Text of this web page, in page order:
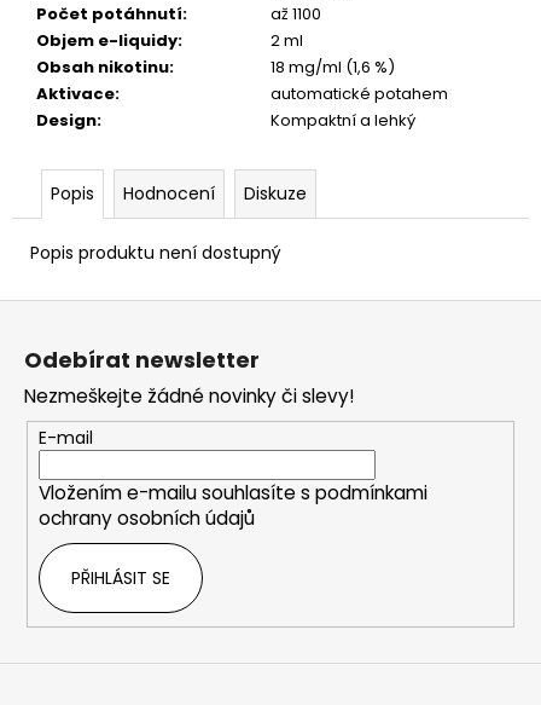
Počet potáhnutí:
až 1100
Objem e-liquidy:
2 ml
Obsah nikotinu:
18 mg/ml (1,6 %)
Aktivace:
automatické potahem
Design: Kompaktní a lehký
Popis Hodnocení Diskuze
Popis produktu není dostupný
Z
Odebírat newsletter
Nezmeškejte žádné novinky či slevy!
E-mail
Vložením e-mailu souhlasíte s podmínkami
ochrany osobních údajů
PŘIHLÁSIT SE